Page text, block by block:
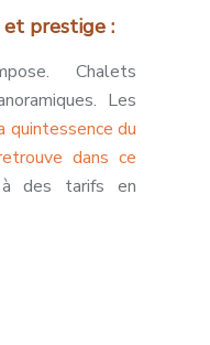
et prestige :
Chalets
Les
quintessence du
dans ce
des tarifs en